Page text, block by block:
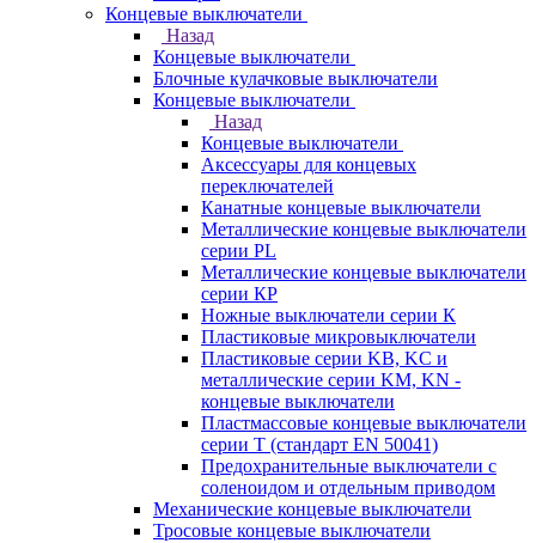
Концевые выключатели
Назад
Концевые выключатели
Блочные кулачковые выключатели
Концевые выключатели
Назад
Концевые выключатели
Аксессуары для концевых
переключателей
Канатные концевые выключатели
Металлические концевые выключатели
серии PL
Металлические концевые выключатели
серии КP
Ножные выключатели серии К
Пластиковые микровыключатели
Пластиковые серии KB, KC и
металлические серии KM, KN -
концевые выключатели
Пластмассовые концевые выключатели
серии T (стандарт EN 50041)
Предохранительные выключатели с
соленоидом и отдельным приводом
Механические концевые выключатели
Тросовые концевые выключатели